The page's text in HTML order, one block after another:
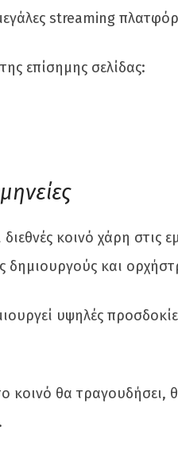
streaming
επίσημης σελίδας:
κοινό χάρη στις
δημιουργούς και
υψηλές
κοινό θα τραγουδήσει,